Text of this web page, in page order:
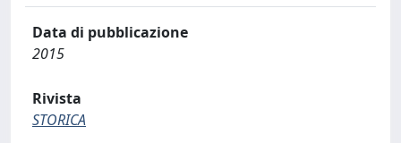
Data di pubblicazione
2015
Rivista
STORICA